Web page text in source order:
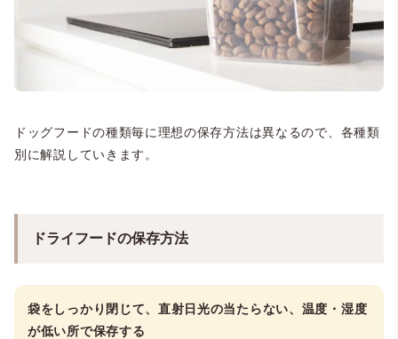
ドッグフードの種類毎に理想の保存方法は異なるので、各種類
別に解説していきます。
ドライフードの保存方法
袋をしっかり閉じて、直射日光の当たらない、温度・湿度
が低い所で保存する